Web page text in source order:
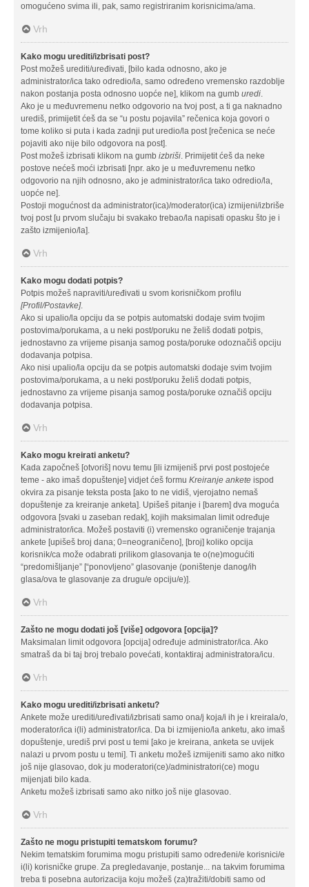
omogućeno svima ili, pak, samo registriranim korisnicima/ama.
Vrh
Kako mogu urediti/izbrisati post?
Post možeš urediti/uređivati, [bilo kada odnosno, ako je
administrator/ica tako odredio/la, samo određeno vremensko razdoblje
nakon postanja posta odnosno uopće ne], klikom na gumb uredi.
Ako je u međuvremenu netko odgovorio na tvoj post, a ti ga naknadno
urediš, primijetit ćeš da se “u postu pojavila” rečenica koja govori o
tome koliko si puta i kada zadnji put uredio/la post [rečenica se neće
pojaviti ako nije bilo odgovora na post].
Post možeš izbrisati klikom na gumb izbriši. Primijetit ćeš da neke
postove nećeš moći izbrisati [npr. ako je u međuvremenu netko
odgovorio na njih odnosno, ako je administrator/ica tako odredio/la,
uopće ne].
Postoji mogućnost da administrator(ica)/moderator(ica) izmijeni/izbriše
tvoj post [u prvom slučaju bi svakako trebao/la napisati opasku što je i
zašto izmijenio/la].
Vrh
Kako mogu dodati potpis?
Potpis možeš napraviti/uređivati u svom korisničkom profilu
[Profil/Postavke].
Ako si upalio/la opciju da se potpis automatski dodaje svim tvojim
postovima/porukama, a u neki post/poruku ne želiš dodati potpis,
jednostavno za vrijeme pisanja samog posta/poruke odoznačiš opciju
dodavanja potpisa.
Ako nisi upalio/la opciju da se potpis automatski dodaje svim tvojim
postovima/porukama, a u neki post/poruku želiš dodati potpis,
jednostavno za vrijeme pisanja samog posta/poruke označiš opciju
dodavanja potpisa.
Vrh
Kako mogu kreirati anketu?
Kada započneš [otvoriš] novu temu [ili izmijeniš prvi post postojeće
teme - ako imaš dopuštenje] vidjet ćeš formu Kreiranje ankete ispod
okvira za pisanje teksta posta [ako to ne vidiš, vjerojatno nemaš
dopuštenje za kreiranje anketa]. Upišeš pitanje i [barem] dva moguća
odgovora [svaki u zaseban redak], kojih maksimalan limit određuje
administrator/ica. Možeš postaviti (i) vremensko ograničenje trajanja
ankete [upišeš broj dana; 0=neograničeno], [broj] koliko opcija
korisnik/ca može odabrati prilikom glasovanja te o(ne)mogućiti
“predomišljanje” [“ponovljeno” glasovanje (poništenje danog/ih
glasa/ova te glasovanje za drugu/e opciju/e)].
Vrh
Zašto ne mogu dodati još [više] odgovora [opcija]?
Maksimalan limit odgovora [opcija] određuje administrator/ica. Ako
smatraš da bi taj broj trebalo povećati, kontaktiraj administratora/icu.
Vrh
Kako mogu urediti/izbrisati anketu?
Ankete može urediti/uređivati/izbrisati samo ona/j koja/i ih je i kreirala/o,
moderator/ica i(li) administrator/ica. Da bi izmijenio/la anketu, ako imaš
dopuštenje, urediš prvi post u temi [ako je kreirana, anketa se uvijek
nalazi u prvom postu u temi]. Ti anketu možeš izmijeniti samo ako nitko
još nije glasovao, dok ju moderatori(ce)/administratori(ce) mogu
mijenjati bilo kada.
Anketu možeš izbrisati samo ako nitko još nije glasovao.
Vrh
Zašto ne mogu pristupiti tematskom forumu?
Nekim tematskim forumima mogu pristupiti samo određeni/e korisnici/e
i(li) korisničke grupe. Za pregledavanje, postanje... na takvim forumima
treba ti posebna autorizacija koju možeš (za)tražiti/dobiti samo od